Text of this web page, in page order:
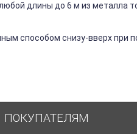
длины до 6 м из металла
способом снизу-вверх при
ПОКУПАТЕЛЯМ